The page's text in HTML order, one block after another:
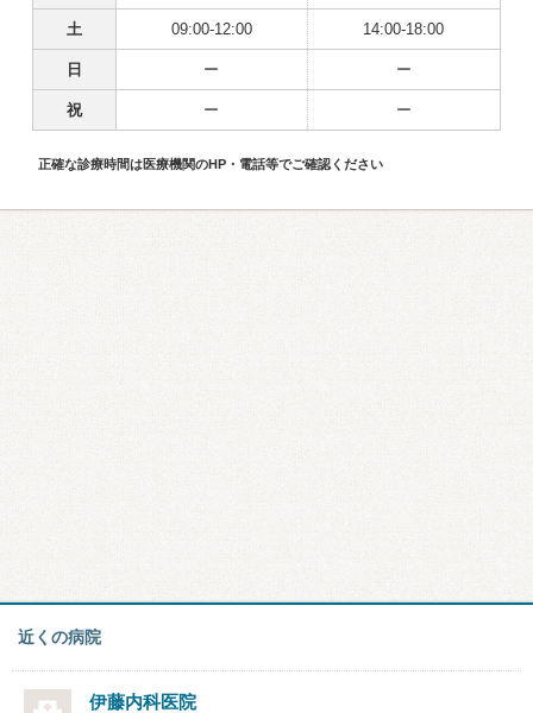
土 09:00-12:00 14:00-18:00
日 ー ー
祝 ー ー
正確な診療時間は医療機関のHP・電話等でご確認ください
近くの病院
伊藤内科医院